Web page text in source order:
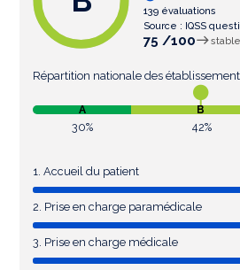
139 évaluations
Source : IQSS
75 /100 stable
Répartition nationale des
A B
30% 42%
1. Accueil du patient
2. Prise en charge paramédicale
3. Prise en charge médicale